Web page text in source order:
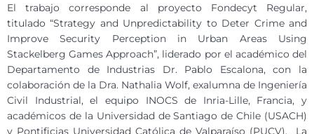
El trabajo corresponde al proyecto Fondecyt Regular,
titulado “Strategy and Unpredictability to Deter Crime and
Improve Security Perception in Urban Areas Using
Stackelberg Games Approach”, liderado por el académico del
Departamento de Industrias Dr. Pablo Escalona, con la
colaboración de la Dra. Nathalia Wolf, exalumna de Ingeniería
Civil Industrial, el equipo INOCS de Inria-Lille, Francia, y
académicos de la Universidad de Santiago de Chile (USACH)
y Pontificias Universidad Católica de Valparaíso (PUCV). La